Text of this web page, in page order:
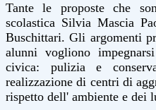
Tante le proposte che
scolastica Silvia Mascia
Buschittari. Gli argomenti
alunni vogliono
civica: pulizia e
realizzazione di centri di
rispetto dell' ambiente e dei